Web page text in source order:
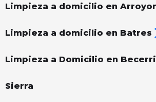
Limpieza a domicilio en
Limpieza a domicilio en Batres
Limpieza a Domicilio en
Sierra